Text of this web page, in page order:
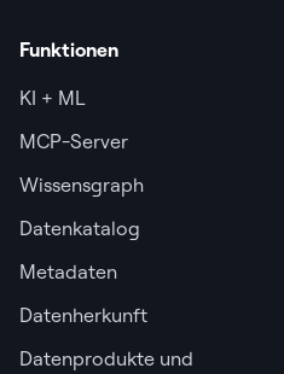
Funktionen
KI + ML
MCP-Server
Wissensgraph
Datenkatalog
Metadaten
Datenherkunft
Datenprodukte und